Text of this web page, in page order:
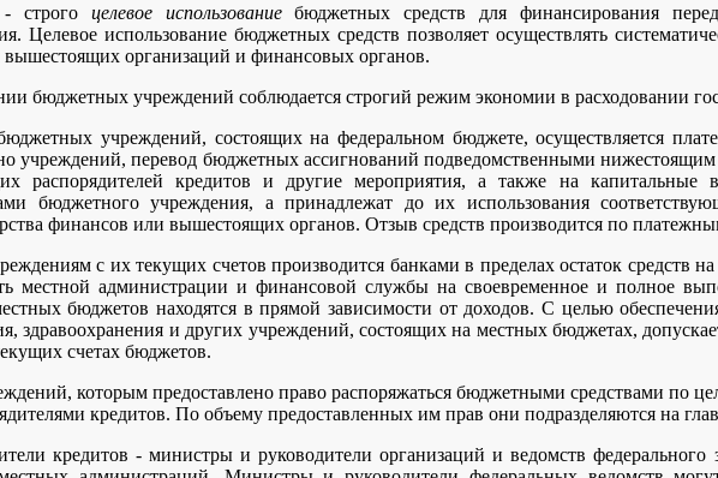
строго целевое использованиебюджетных средств для финансирования
Целевое использование бюджетных средств позволяет осуществлять
организаций и финансовых органов.
бюджетных учреждений соблюдается строгий режим экономии в расходовании
учреждений, состоящих на федеральном бюджете, осуществляется
учреждений, перевод бюджетных ассигнований подведомственными
распорядителей кредитов и другие мероприятия, а также на капитальные
бюджетного учреждения, а принадлежат до их использования
финансов или вышестоящих органов. Отзыв средств производится по
с их текущих счетов производится банками в пределах остаток средств
местной администрации и финансовой службы на своевременное и полное
бюджетов находятся в прямой зависимости от доходов. С целью
здравоохранения и других учреждений, состоящих на местных бюджетах,
счетах бюджетов.
которым предоставлено право распоряжаться бюджетными средствами по
кредитов. По объему предоставленных им прав они подразделяются на
кредитов - министры и руководители организаций и ведомств федерального